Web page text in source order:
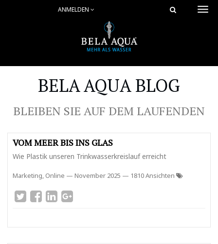
ANMELDEN
BELA AQUA BLOG
BLEIBEN SIE AUF DEM LAUFENDEN
VOM MEER BIS INS GLAS
Wie Plastik unseren Trinkwasserkreislauf erreicht
Marketing, Online — November 2025 — 1810 Ansichten